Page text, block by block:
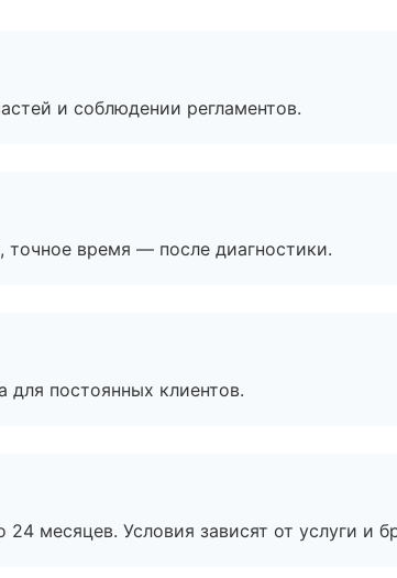
и соблюдении регламентов.
время — после диагностики.
для постоянных клиентов.
месяцев. Условия зависят от услуги и